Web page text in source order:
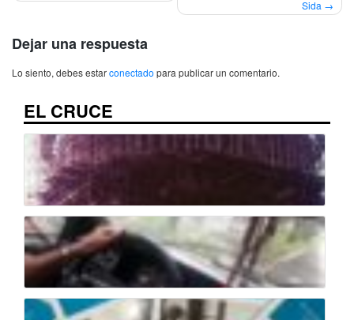
Sida
Dejar una respuesta
Lo siento, debes estarconectado para publicar un comentario.
EL CRUCE